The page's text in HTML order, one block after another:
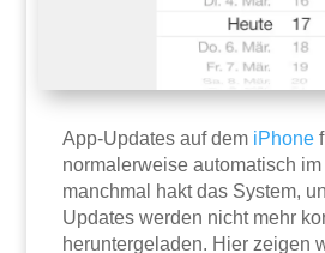
App-Updates auf dem iPhone
normalerweise automatisch
manchmal hakt das System,
Updates werden nicht mehr
heruntergeladen. Hier zeigen